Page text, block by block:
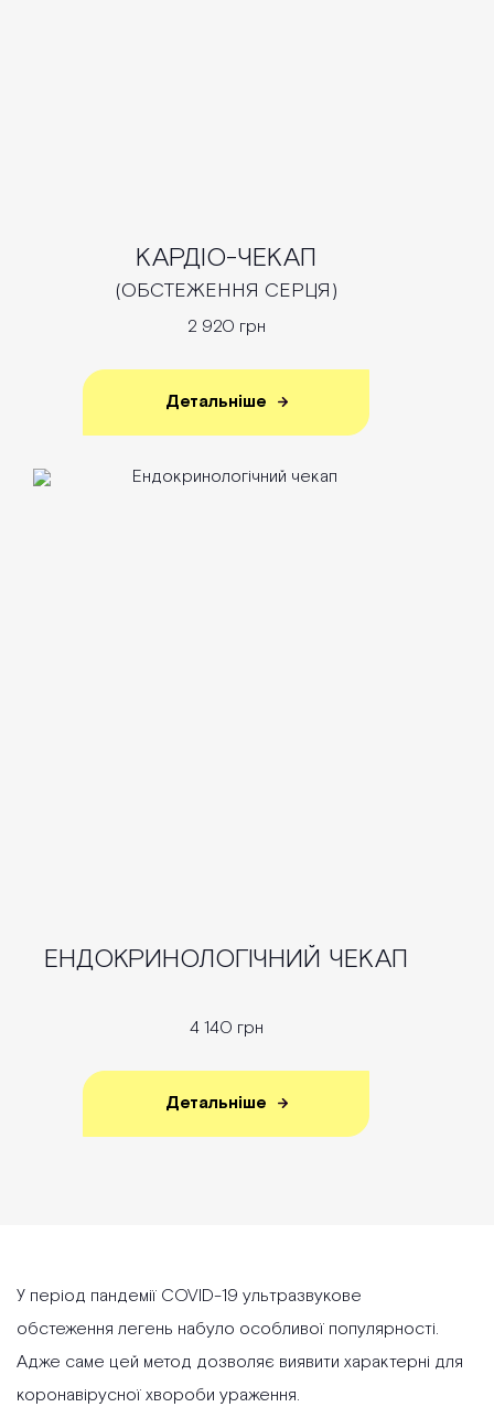
КАРДІО-ЧЕКАП
(ОБСТЕЖЕННЯ СЕРЦЯ)
2 920 грн
Детальніше
ЕНДОКРИНОЛОГІЧНИЙ ЧЕКАП
4 140 грн
Детальніше
У період пандемії COVID-19 ультразвукове
обстеження легень набуло особливої популярності.
Адже саме цей метод дозволяє виявити характерні для
коронавірусної хвороби ураження.